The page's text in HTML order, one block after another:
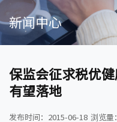
新闻中心
保监会征求税优
有望落地
发布时间：2015-06-18 浏览量